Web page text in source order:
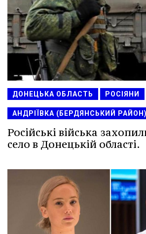
ДОНЕЦЬКА ОБЛАСТЬ РОСІЯНИ
АНДРІЇВКА (БЕРДЯНСЬКИЙ РАЙОН)
Російські війська
село в Донецькій області.